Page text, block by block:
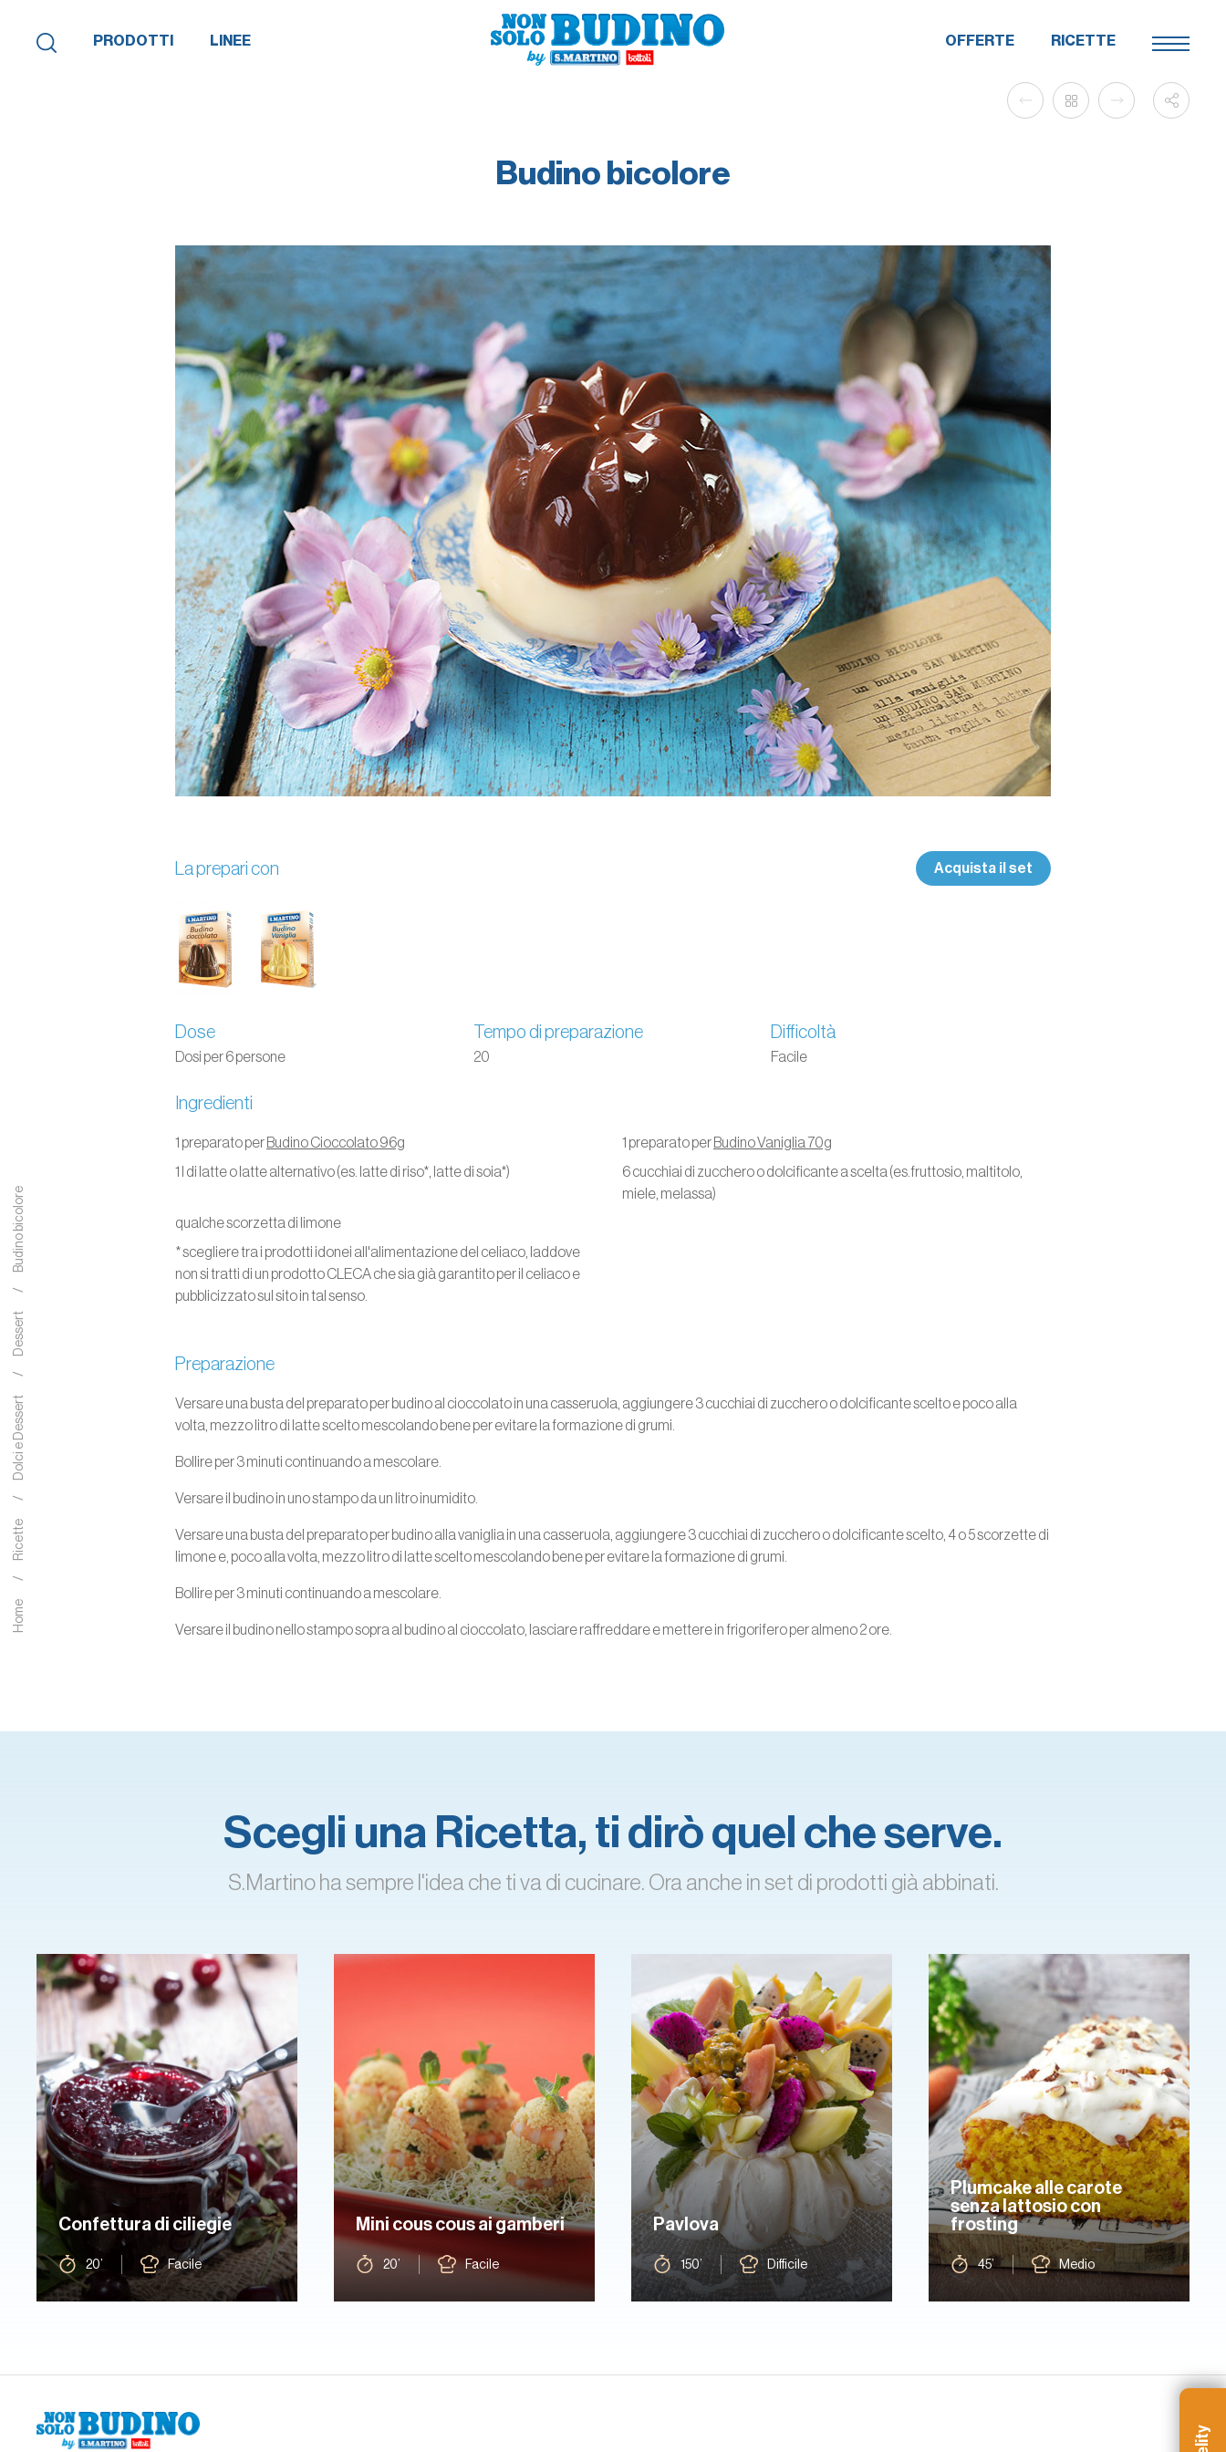
PRODOTTI LINEE OFFERTE RICETTE
Home
Ricette
Dolci e Dessert
Dessert
Budino bicolore
Budino bicolore
La prepari con Acquista il set
Dose
Dosi per 6 persone
Tempo di preparazione
20
Difficoltà
Facile
Ingredienti
1 preparato perBudino Cioccolato 96g 1 preparato perBudino Vaniglia 70g
1 l di latte o latte alternativo (es. latte di riso*, latte di soia*)
6 cucchiai di zucchero o dolcificante a scelta (es.fruttosio, maltitolo,
miele, melassa)
qualche scorzetta di limone
* scegliere tra i prodotti idonei all'alimentazione del celiaco, laddove
non si tratti di un prodotto CLECA che sia già garantito per il celiaco e
pubblicizzato sul sito in tal senso.
Preparazione
Versare una busta del preparato per budino al cioccolato in una casseruola, aggiungere 3 cucchiai di zucchero o dolcificante scelto e poco alla
volta, mezzo litro di latte scelto mescolando bene per evitare la formazione di grumi.
Bollire per 3 minuti continuando a mescolare.
Versare il budino in uno stampo da un litro inumidito.
Versare una busta del preparato per budino alla vaniglia in una casseruola, aggiungere 3 cucchiai di zucchero o dolcificante scelto, 4 o 5 scorzette di
limone e, poco alla volta, mezzo litro di latte scelto mescolando bene per evitare la formazione di grumi.
Bollire per 3 minuti continuando a mescolare.
Versare il budino nello stampo sopra al budino al cioccolato, lasciare raffreddare e mettere in frigorifero per almeno 2 ore.
Scegli una Ricetta, ti dirò quel che serve.
S.Martino ha sempre l'idea che ti va di cucinare. Ora anche in set di prodotti già abbinati.
Confettura di ciliegie
20’ Facile
Mini cous cous ai gamberi
20’ Facile
Pavlova
150’ Difficile
Plumcake alle carote
senza lattosio con
frosting
45’ Medio